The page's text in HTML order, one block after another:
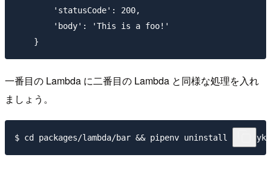
        'statusCode': 200,
        'body': 'This is a foo!'
一番目の Lambda に二番目の Lambda と同様な処理を入れ
ましょう。